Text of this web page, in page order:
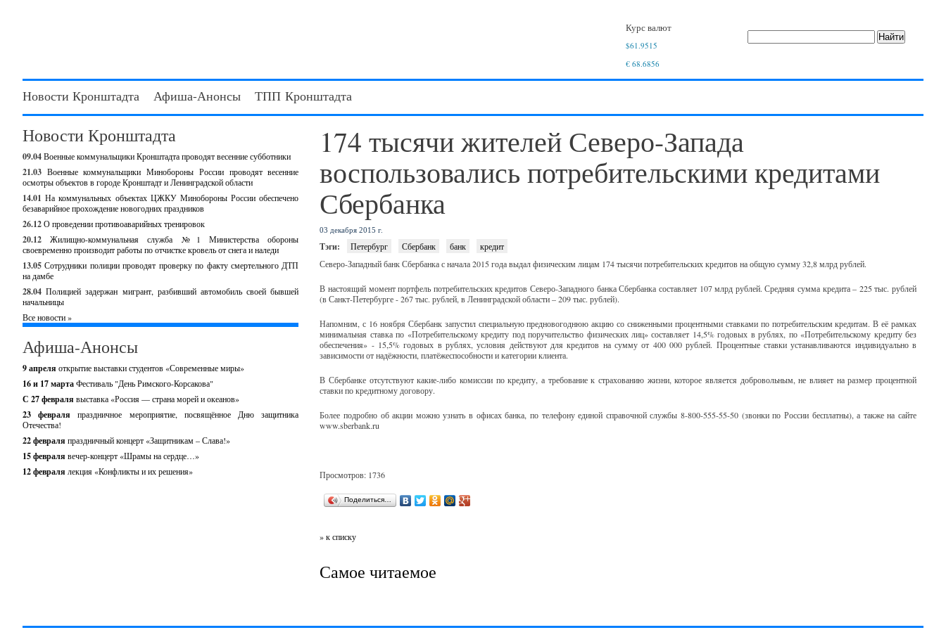
Курс валют
$61.9515
€ 68.6856
Новости Кронштадта Афиша-Анонсы ТПП Кронштадта
Новости Кронштадта
09.04Военные коммунальщики Кронштадта проводят весенние субботники
21.03 Военные коммунальщики Минобороны России проводят весенние
осмотры объектов в городе Кронштадт и Ленинградской области
14.01 На коммунальных объектах ЦЖКУ Минобороны России обеспечено
безаварийное прохождение новогодних праздников
26.12О проведении противоаварийных тренировок
20.12
Жилищно-коммунальная служба №1 Министерства обороны
своевременно производит работы по отчистке кровель от снега и наледи
13.05 Сотрудники полиции проводят проверку по факту смертельного ДТП
на дамбе
28.04 Полицией задержан мигрант, разбивший автомобиль своей бывшей
начальницы
Все новости »
Афиша-Анонсы
9 апреля открытие выставки студентов «Современные миры»
16 и 17 мартаФестиваль "День Римского-Корсакова"
С 27 февраля выставка «Россия — страна морей и океанов»
23 февраляпраздничное мероприятие, посвящённое Дню защитника
Отечества!
22 февраля праздничный концерт «Защитникам – Слава!»
15 февраля вечер-концерт «Шрамы на сердце…»
12 февраля лекция «Конфликты и их решения»
174 тысячи жителей Северо-Запада
воспользовались потребительскими кредитами
Сбербанка
03 декабря 2015 г.
Тэги: Петербург Сбербанк банк
кредит
Северо-Западный банк Сбербанка с начала 2015 года выдал физическим лицам 174 тысячи потребительских кредитов на общую сумму 32,8 млрд рублей.
В настоящий момент портфель потребительских кредитов Северо-Западного банка Сбербанка составляет 107 млрд рублей. Средняя сумма кредита – 225 тыс. рублей
(в Санкт-Петербурге - 267 тыс. рублей, в Ленинградской области – 209 тыс. рублей).
Напомним, с 16 ноября Сбербанк запустил специальную предновогоднюю акцию со сниженными процентными ставками по потребительским кредитам. В её рамках
минимальная ставка по «Потребительскому кредиту под поручительство физических лиц» составляет 14,5% годовых в рублях, по «Потребительскому кредиту без
обеспечения» - 15,5% годовых в рублях, условия действуют для кредитов на сумму от 400 000 рублей. Процентные ставки устанавливаются индивидуально в
зависимости от надёжности, платёжеспособности и категории клиента.
В Сбербанке отсутствуют какие-либо комиссии по кредиту, а требование к страхованию жизни, которое является добровольным, не влияет на размер процентной
ставки по кредитному договору.
Более подробно об акции можно узнать в офисах банка, по телефону единой справочной службы 8-800-555-55-50 (звонки по России бесплатны), а также на сайте
www.sberbank.ru
Просмотров: 1736
Поделиться…
» к списку
Самое читаемое